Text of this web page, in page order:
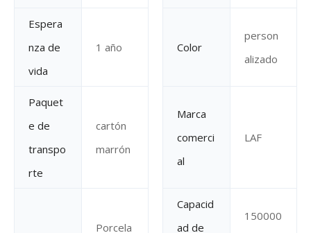
Espera
nza de
vida
1 año Color
person
alizado
Paquet
e de
transpo
rte
cartón
marrón
Marca
comerci
al
LAF
Porcela
Capacid
ad de
150000